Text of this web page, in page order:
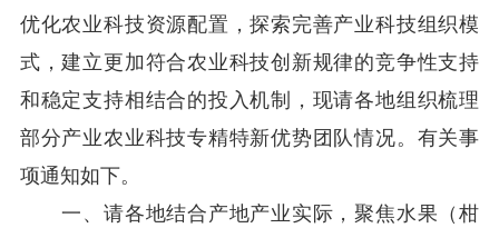
优化农业科技资源配置，探索完善产业科技组织模
式，建立更加符合农业科技创新规律的竞争性支持
和稳定支持相结合的投入机制，现请各地组织梳理
部分产业农业科技专精特新优势团队情况。有关事
项通知如下。
一、请各地结合产地产业实际，聚焦水果 （柑